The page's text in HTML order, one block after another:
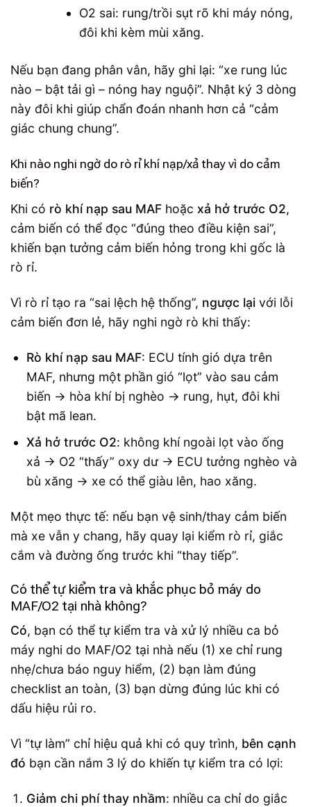
O2 sai: rung/trồi sụt rõ khi máy nóng,
đôi khi kèm mùi xăng.
Nếu bạn đang phân vân, hãy ghi lại: “xe rung lúc
nào – bật tải gì – nóng hay nguội”. Nhật ký 3 dòng
này đôi khi giúp chẩn đoán nhanh hơn cả “cảm
giác chung chung”.
Khi nào nghi ngờ do rò rỉ khí nạp/xả thay vì do cảm
biến?
Khi có rò khí nạp sau MAF hoặc xả hở trước O2,
cảm biến có thể đọc “đúng theo điều kiện sai”,
khiến bạn tưởng cảm biến hỏng trong khi gốc là
rò rỉ.
Vì rò rỉ tạo ra “sai lệch hệ thống”, ngược lại với lỗi
cảm biến đơn lẻ, hãy nghi ngờ rò khi thấy:
Rò khí nạp sau MAF: ECU tính gió dựa trên
MAF, nhưng một phần gió “lọt” vào sau cảm
biến → hòa khí bị nghèo → rung, hụt, đôi khi
bật mã lean.
Xả hở trước O2: không khí ngoài lọt vào ống
xả → O2 “thấy” oxy dư → ECU tưởng nghèo và
bù xăng → xe có thể giàu lên, hao xăng.
Một mẹo thực tế: nếu bạn vệ sinh/thay cảm biến
mà xe vẫn y chang, hãy quay lại kiểm rò rỉ, giắc
cắm và đường ống trước khi “thay tiếp”.
Có thể tự kiểm tra và khắc phục bỏ máy do
MAF/O2 tại nhà không?
Có, bạn có thể tự kiểm tra và xử lý nhiều ca bỏ
máy nghi do MAF/O2 tại nhà nếu (1) xe chỉ rung
nhẹ/chưa báo nguy hiểm, (2) bạn làm đúng
checklist an toàn, (3) bạn dừng đúng lúc khi có
dấu hiệu rủi ro.
Vì “tự làm” chỉ hiệu quả khi có quy trình, bên cạnh
đó bạn cần nắm 3 lý do khiến tự kiểm tra có lợi:
Giảm chi phí thay nhầm: nhiều ca chỉ do giắc